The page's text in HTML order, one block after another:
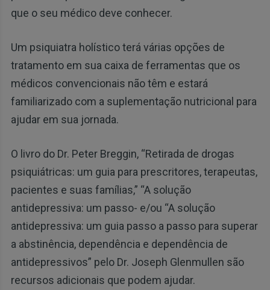
que o seu médico deve conhecer.
Um psiquiatra holístico terá várias opções de
tratamento em sua caixa de ferramentas que os
médicos convencionais não têm e estará
familiarizado com a suplementação nutricional para
ajudar em sua jornada.
O livro do Dr. Peter Breggin, “Retirada de drogas
psiquiátricas: um guia para prescritores, terapeutas,
pacientes e suas famílias,” “A solução
antidepressiva: um passo- e/ou “A solução
antidepressiva: um guia passo a passo para superar
a abstinência, dependência e dependência de
antidepressivos” pelo Dr. Joseph Glenmullen são
recursos adicionais que podem ajudar.